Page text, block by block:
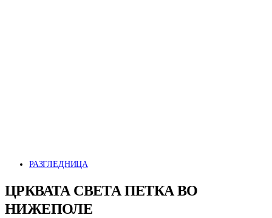
РАЗГЛЕДНИЦА
ЦРКВАТА СВЕТА ПЕТКА ВО
НИЖЕПОЛЕ